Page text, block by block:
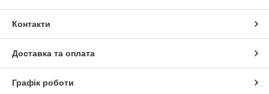
Контакти
Доставка та оплата
Графік роботи